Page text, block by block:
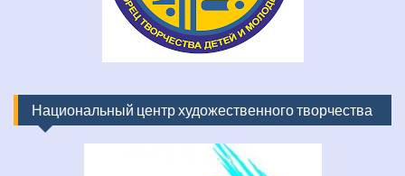
Национальный центр художественного творчества